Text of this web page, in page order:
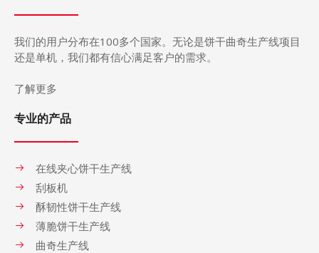
我们的用户分布在100多个国家。无论是饼干曲奇生产线项目
还是单机，我们都有信心满足客户的需求。
了解更多
专业的产品
在线夹心饼干生产线
刮板机
酥韧性饼干生产线
薄脆饼干生产线
曲奇生产线